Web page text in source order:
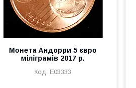
Монета Андорри 5 євро
міліграмів 2017 р.
Е03333